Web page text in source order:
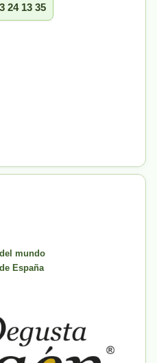
24 13 35
mundo
España